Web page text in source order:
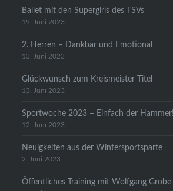
Ballet mit den Supergirls des TSVs
19. Juni 2023
2. Herren – Dankbar und Emotional
13. Juni 2023
Glückwunsch zum Kreismeister Titel
13. Juni 2023
Sportwoche 2023 – Einfach der
12. Juni 2023
Neuigkeiten aus der Wintersportsparte
2. Juni 2023
Öffentliches Training mit Wolfgang Grobe